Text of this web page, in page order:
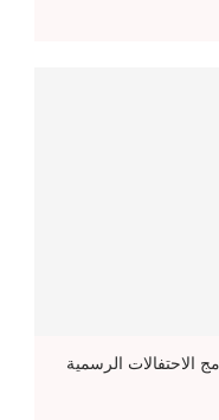
الاحتفالات الرسمية